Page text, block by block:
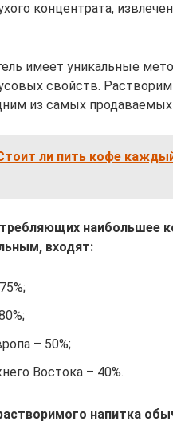
концентрата,
имеет уникальные
свойств.
из самых продаваемых
ли пить кофе
наибольшее
входят:
– 50%;
Востока – 40%.
напитка